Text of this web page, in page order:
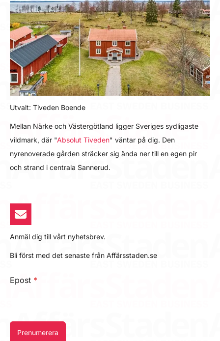
Utvalt: Tiveden Boende
Mellan Närke och Västergötland ligger Sveriges sydligaste
vildmark, där "Absolut Tiveden" väntar på dig. Den
nyrenoverade gården sträcker sig ända ner till en egen pir
och strand i centrala Sannerud.
Anmäl dig till vårt nyhetsbrev.
Bli först med det senaste från Affärsstaden.se
Epost *
Prenumerera